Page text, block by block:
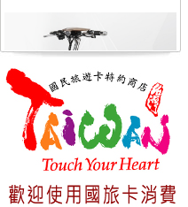
台北新北蘆洲永繹電動車可愛
027